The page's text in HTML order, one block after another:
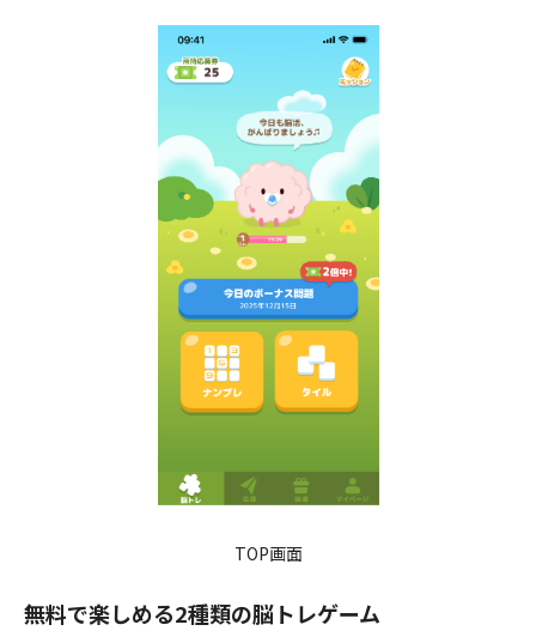
TOP画面
無料で楽しめる2種類の脳トレゲーム